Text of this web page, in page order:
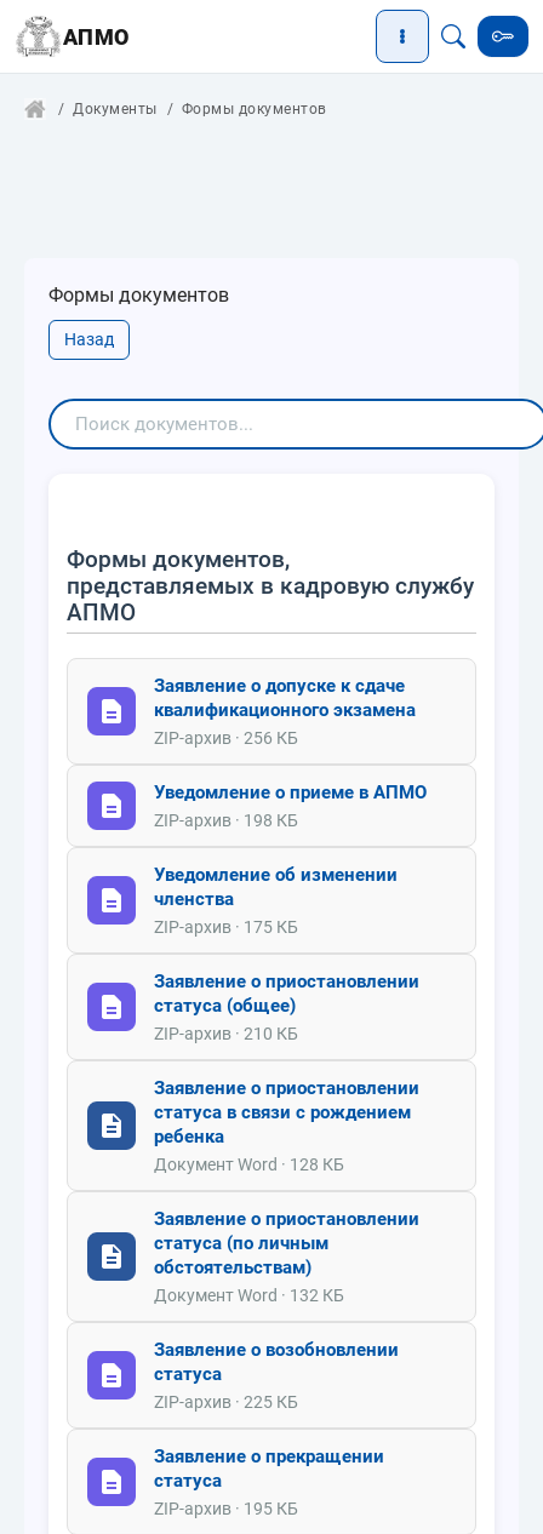
АПМО
Документы Формы документов
Формы документов
Назад
Формы документов,
представляемых в кадровую службу
АПМО
Заявление о допуске к сдаче
квалификационного экзамена
ZIP-архив · 256 КБ
Уведомление о приеме в АПМО
ZIP-архив · 198 КБ
Уведомление об изменении
членства
ZIP-архив · 175 КБ
Заявление о приостановлении
статуса (общее)
ZIP-архив · 210 КБ
Заявление о приостановлении
статуса в связи с рождением
ребенка
Документ Word · 128 КБ
Заявление о приостановлении
статуса (по личным
обстоятельствам)
Документ Word · 132 КБ
Заявление о возобновлении
статуса
ZIP-архив · 225 КБ
Заявление о прекращении
статуса
ZIP-архив · 195 КБ